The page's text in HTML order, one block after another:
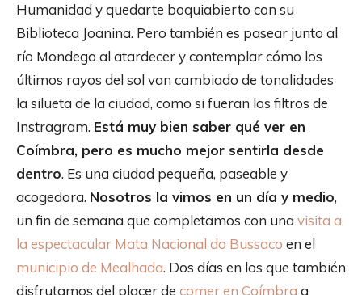
Humanidad y quedarte boquiabierto con su
Biblioteca Joanina. Pero también es pasear junto al
río Mondego al atardecer y contemplar cómo los
últimos rayos del sol van cambiado de tonalidades
la silueta de la ciudad, como si fueran los filtros de
Instragram. Está muy bien saber qué ver en
Coímbra, pero es mucho mejor sentirla desde
dentro. Es una ciudad pequeña, paseable y
acogedora. Nosotros la vimos en un día y medio,
un fin de semana que completamos con una visita a
la espectacular Mata Nacional do Bussaco en el
municipio de Mealhada. Dos días en los que también
disfrutamos del placer de comer en Coímbra a